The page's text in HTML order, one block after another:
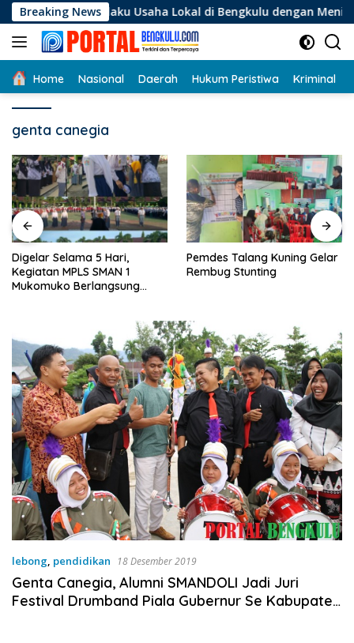
Langsung
ke
konten
Breaking News
Pelaku Usaha Lokal di Bengkulu dengan Meningkatkan
Home Nasional Daerah Hukum Peristiwa Kriminal
genta canegia
Digelar Selama 5 Hari,
Kegiatan MPLS SMAN 1
Mukomuko Berlangsung
Pemdes Talang Kuning Gelar
Rembug Stunting
lebong, pendidikan 18 Desember 2019
Genta Canegia, Alumni SMANDOLI Jadi Juri
Festival Drumband Piala Gubernur Se Kabupaten